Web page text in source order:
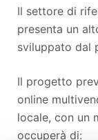
Il settore di
presenta un
sviluppato dal
Il progetto
online
locale, con un
occuperà di: